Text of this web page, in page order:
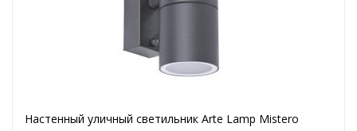
Настенный уличный светильник Arte Lamp Mistero